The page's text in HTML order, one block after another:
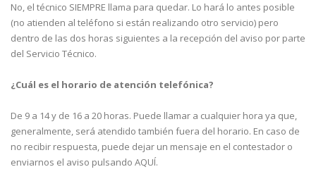
No, el técnico SIEMPRE llama para quedar. Lo hará lo antes posible
(no atienden al teléfono si están realizando otro servicio) pero
dentro de las dos horas siguientes a la recepción del aviso por parte
del Servicio Técnico.
¿Cuál es el horario de atención telefónica?
De 9 a 14 y de 16 a 20 horas. Puede llamar a cualquier hora ya que,
generalmente, será atendido también fuera del horario. En caso de
no recibir respuesta, puede dejar un mensaje en el contestador o
enviarnos el aviso pulsando AQUÍ.